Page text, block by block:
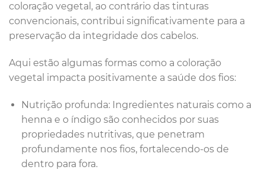
coloração vegetal, ao contrário das tinturas
convencionais, contribui significativamente para a
preservação da integridade dos cabelos.
Aqui estão algumas formas como a coloração
vegetal impacta positivamente a saúde dos fios:
Nutrição profunda: Ingredientes naturais como a
henna e o índigo são conhecidos por suas
propriedades nutritivas, que penetram
profundamente nos fios, fortalecendo-os de
dentro para fora.